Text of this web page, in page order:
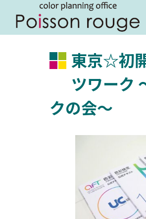
東京☆初
ツワーク
クの会～